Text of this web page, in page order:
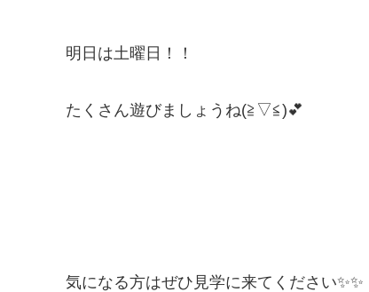
明日は土曜日！！
たくさん遊びましょうね(≧▽≦)💕
気になる方はぜひ見学に来てください✨✨